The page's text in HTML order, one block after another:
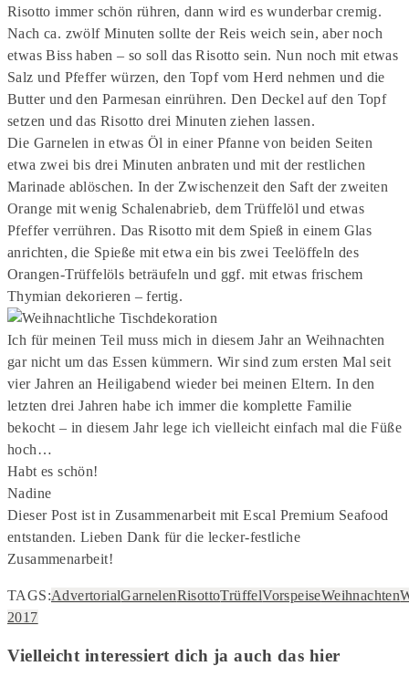
Risotto immer schön rühren, dann wird es wunderbar cremig.
Nach ca. zwölf Minuten sollte der Reis weich sein, aber noch
etwas Biss haben – so soll das Risotto sein. Nun noch mit etwas
Salz und Pfeffer würzen, den Topf vom Herd nehmen und die
Butter und den Parmesan einrühren. Den Deckel auf den Topf
setzen und das Risotto drei Minuten ziehen lassen.
Die Garnelen in etwas Öl in einer Pfanne von beiden Seiten
etwa zwei bis drei Minuten anbraten und mit der restlichen
Marinade ablöschen. In der Zwischenzeit den Saft der zweiten
Orange mit wenig Schalenabrieb, dem Trüffelöl und etwas
Pfeffer verrühren. Das Risotto mit dem Spieß in einem Glas
anrichten, die Spieße mit etwa ein bis zwei Teelöffeln des
Orangen-Trüffelöls beträufeln und ggf. mit etwas frischem
Thymian dekorieren – fertig.
Ich für meinen Teil muss mich in diesem Jahr an Weihnachten
gar nicht um das Essen kümmern. Wir sind zum ersten Mal seit
vier Jahren an Heiligabend wieder bei meinen Eltern. In den
letzten drei Jahren habe ich immer die komplette Familie
bekocht – in diesem Jahr lege ich vielleicht einfach mal die Füße
hoch…
Habt es schön!
Nadine
Dieser Post ist in Zusammenarbeit mit Escal Premium Seafood
entstanden. Lieben Dank für die lecker-festliche
Zusammenarbeit!
TAGS:AdvertorialGarnelenRisottoTrüffelVorspeiseWeihnachten
2017
Vielleicht interessiert dich ja auch das hier